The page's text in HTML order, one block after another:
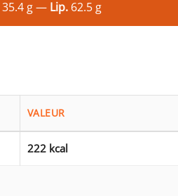
35.4 g — Lip. 62.5 g
VALEUR
222 kcal